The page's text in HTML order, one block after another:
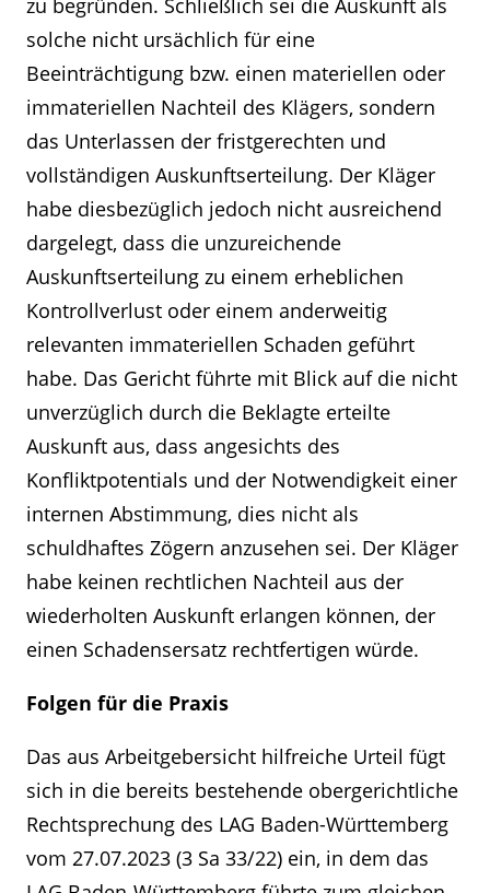
Angebotsanfrage
zu begründen. Schließlich sei die Auskunft als
solche nicht ursächlich für eine
Beeinträchtigung bzw. einen materiellen oder
immateriellen Nachteil des Klägers, sondern
das Unterlassen der fristgerechten und
vollständigen Auskunftserteilung. Der Kläger
habe diesbezüglich jedoch nicht ausreichend
dargelegt, dass die unzureichende
Auskunftserteilung zu einem erheblichen
Kontrollverlust oder einem anderweitig
relevanten immateriellen Schaden geführt
habe. Das Gericht führte mit Blick auf die nicht
unverzüglich durch die Beklagte erteilte
Auskunft aus, dass angesichts des
Konfliktpotentials und der Notwendigkeit einer
internen Abstimmung, dies nicht als
schuldhaftes Zögern anzusehen sei. Der Kläger
habe keinen rechtlichen Nachteil aus der
wiederholten Auskunft erlangen können, der
einen Schadensersatz rechtfertigen würde.
Folgen für die Praxis
Das aus Arbeitgebersicht hilfreiche Urteil fügt
sich in die bereits bestehende obergerichtliche
Rechtsprechung des LAG Baden-Württemberg
vom 27.07.2023 (3 Sa 33/22) ein, in dem das